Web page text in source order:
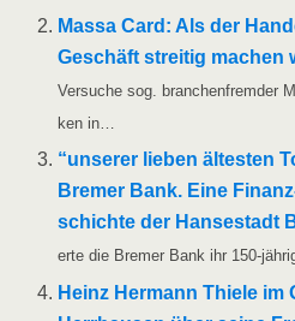
Mas­sa Card: Als der
Geschäft strei­tig machen
Ver­su­che sog. bran­chen­frem­der
ken in…
“unse­rer lie­ben ältes­ten
Bre­mer Bank. Eine
schich­te der Han­se­stadt
er­te die Bre­mer Bank ihr 150-
Heinz Her­mann Thie­le im